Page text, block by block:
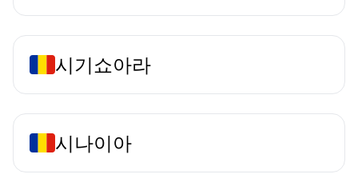
시기쇼아라
시나이아